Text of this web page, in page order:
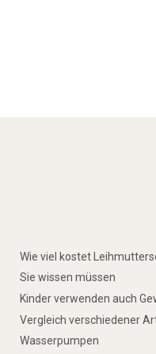
Wie viel kostet
Sie wissen müssen
Kinder verwenden auch
Vergleich verschiedener
Wasserpumpen